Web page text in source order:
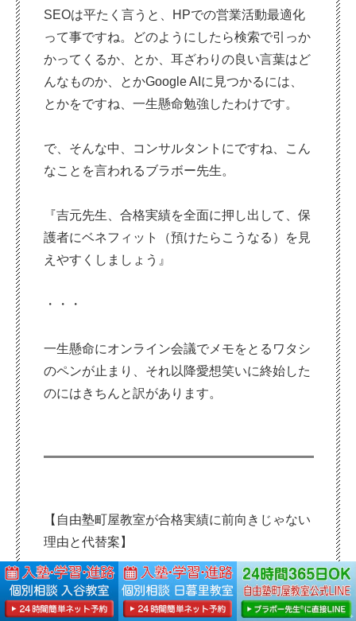
SEOは平たく言うと、HPでの営業活動最適化
って事ですね。どのようにしたら検索で引っか
かってくるか、とか、耳ざわりの良い言葉はど
んなものか、とかGoogle AIに見つかるには、
とかをですね、一生懸命勉強したわけです。
で、そんな中、コンサルタントにですね、こん
なことを言われるブラボー先生。
『吉元先生、合格実績を全面に押し出して、保
護者にベネフィット（預けたらこうなる）を見
えやすくしましょう』
・・・
一生懸命にオンライン会議でメモをとるワタシ
のペンが止まり、それ以降愛想笑いに終始した
のにはきちんと訳があります。
【自由塾町屋教室が合格実績に前向きじゃない
理由と代替案】
ワタシ達にとって、塾に通う全ての子どもはか
わいい塾生です。ですから、合格した子もそう